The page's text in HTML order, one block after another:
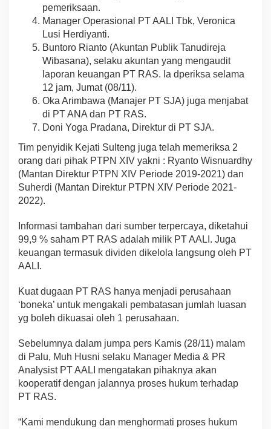
pemeriksaan.
Manager Operasional PT AALI Tbk, Veronica
Lusi Herdiyanti.
Buntoro Rianto (Akuntan Publik Tanudireja
Wibasana), selaku akuntan yang mengaudit
laporan keuangan PT RAS. Ia dperiksa selama
12 jam, Jumat (08/11).
Oka Arimbawa (Manajer PT SJA) juga menjabat
di PT ANA dan PT RAS.
Doni Yoga Pradana, Direktur di PT SJA.
Tim penyidik Kejati Sulteng juga telah memeriksa 2
orang dari pihak PTPN XIV yakni : Ryanto Wisnuardhy
(Mantan Direktur PTPN XIV Periode 2019-2021) dan
Suherdi (Mantan Direktur PTPN XIV Periode 2021-
2022).
Informasi tambahan dari sumber terpercaya, diketahui
99,9 % saham PT RAS adalah milik PT AALI. Juga
keuangan termasuk dividen dikelola langsung oleh PT
AALI.
Kuat dugaan PT RAS hanya menjadi perusahaan
‘boneka’ untuk mengakali pembatasan jumlah luasan
yg boleh dikuasai oleh 1 perusahaan.
Sebelumnya dalam jumpa pers Kamis (28/11) malam
di Palu, Muh Husni selaku Manager Media & PR
Analysist PT AALI mengatakan pihaknya akan
kooperatif dengan jalannya proses hukum terhadap
PT RAS.
“Kami mendukung dan menghormati proses hukum